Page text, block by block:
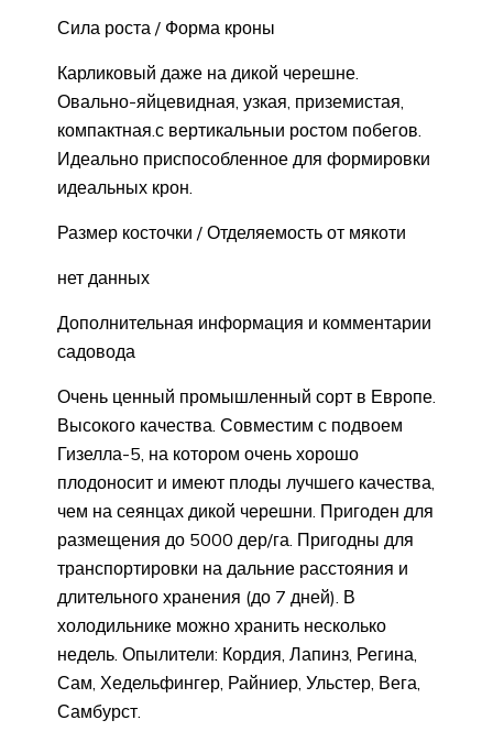
Сила роста / Форма кроны
Карликовый даже на дикой черешне.
Овально-яйцевидная, узкая, приземистая,
компактная.с вертикальныи ростом побегов.
Идеально приспособленное для формировки
идеальных крон.
Размер косточки / Отделяемость от мякоти
нет данных
Дополнительная информация и комментарии
садовода
Очень ценный промышленный сорт в Европе.
Высокого качества. Совместим с подвоем
Гизелла-5, на котором очень хорошо
плодоносит и имеют плоды лучшего качества,
чем на сеянцах дикой черешни. Пригоден для
размещения до 5000 дер/га. Пригодны для
транспортировки на дальние расстояния и
длительного хранения (до 7 дней). В
холодильнике можно хранить несколько
недель. Опылители: Кордия, Лапинз, Регина,
Сам, Хедельфингер, Райниер, Ульстер, Вега,
Самбурст.